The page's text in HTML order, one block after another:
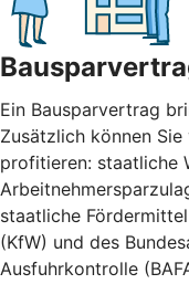
Ein Bausparvertrag
Zusätzlich können
profitieren: staatliche
staatliche
(KfW) und des
Ausfuhrkontrolle